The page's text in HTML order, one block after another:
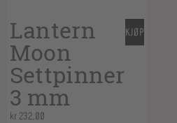
Lantern
Moon
Settpinner
3 mm
kr232,00
KJØP